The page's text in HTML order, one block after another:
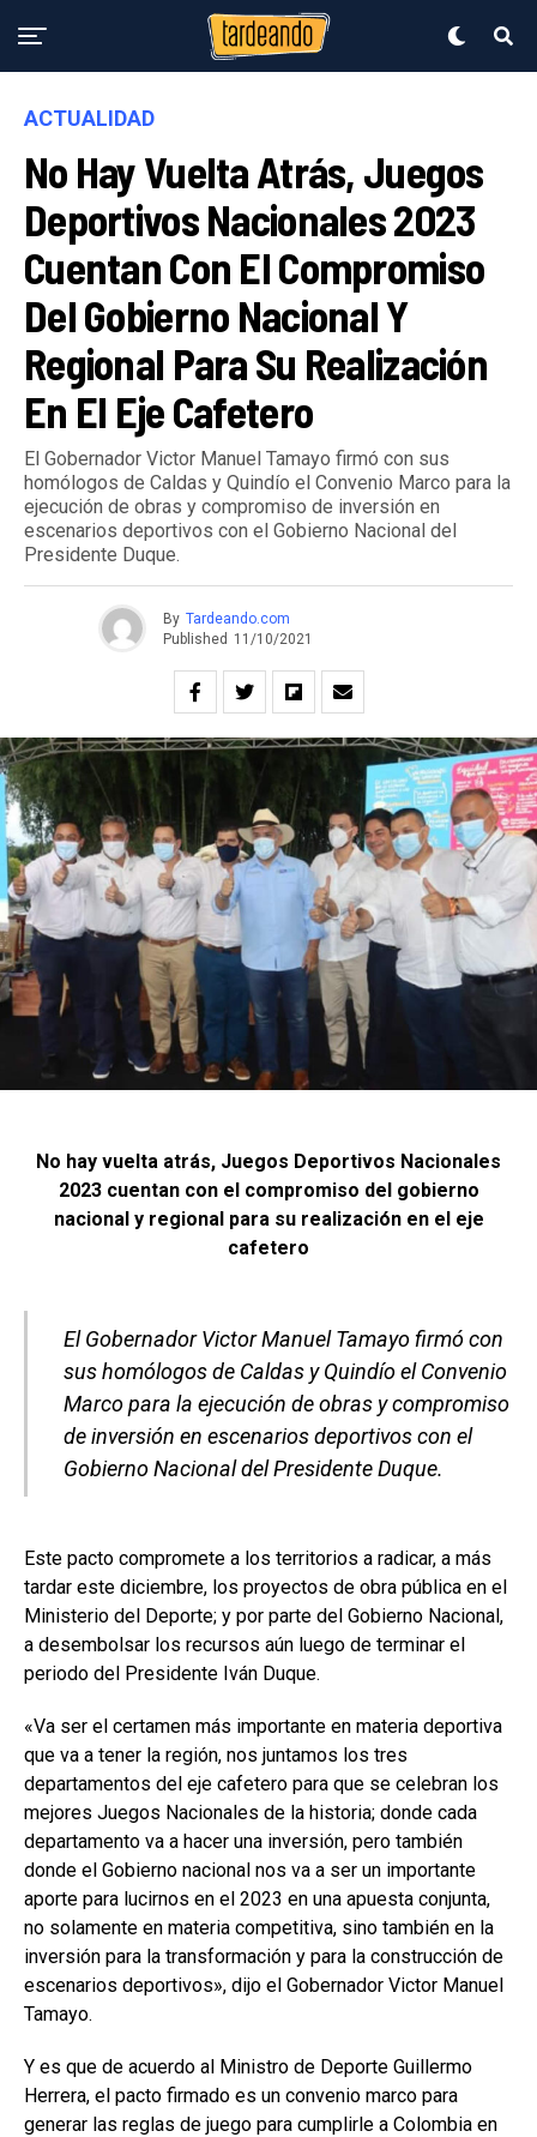
ACTUALIDAD
No Hay Vuelta Atrás, Juegos
Deportivos Nacionales 2023
Cuentan Con El Compromiso
Del Gobierno Nacional Y
Regional Para Su Realización
En El Eje Cafetero
El Gobernador Victor Manuel Tamayo firmó con sus
homólogos de Caldas y Quindío el Convenio Marco para la
ejecución de obras y compromiso de inversión en
escenarios deportivos con el Gobierno Nacional del
Presidente Duque.
By Tardeando.com
Published 11/10/2021
No hay vuelta atrás, Juegos Deportivos Nacionales
2023 cuentan con el compromiso del gobierno
nacional y regional para su realización en el eje
cafetero
El Gobernador Victor Manuel Tamayo firmó con
sus homólogos de Caldas y Quindío el Convenio
Marco para la ejecución de obras y compromiso
de inversión en escenarios deportivos con el
Gobierno Nacional del Presidente Duque.
Este pacto compromete a los territorios a radicar, a más
tardar este diciembre, los proyectos de obra pública en el
Ministerio del Deporte; y por parte del Gobierno Nacional,
a desembolsar los recursos aún luego de terminar el
periodo del Presidente Iván Duque.
«Va ser el certamen más importante en materia deportiva
que va a tener la región, nos juntamos los tres
departamentos del eje cafetero para que se celebran los
mejores Juegos Nacionales de la historia; donde cada
departamento va a hacer una inversión, pero también
donde el Gobierno nacional nos va a ser un importante
aporte para lucirnos en el 2023 en una apuesta conjunta,
no solamente en materia competitiva, sino también en la
inversión para la transformación y para la construcción de
escenarios deportivos», dijo el Gobernador Victor Manuel
Tamayo.
Y es que de acuerdo al Ministro de Deporte Guillermo
Herrera, el pacto firmado es un convenio marco para
generar las reglas de juego para cumplirle a Colombia en